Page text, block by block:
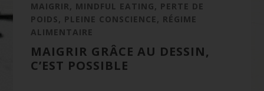
MAIGRIR, MINDFUL EATING, PERTE DE
POIDS, PLEINE CONSCIENCE, RÉGIME
ALIMENTAIRE
MAIGRIR GRÂCE AU DESSIN,
C’EST POSSIBLE